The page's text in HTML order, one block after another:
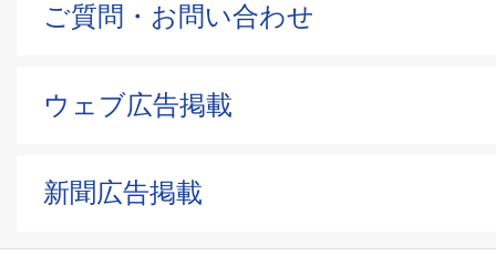
ご質問・お問い合わせ
ウェブ広告掲載
新聞広告掲載